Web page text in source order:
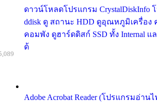
ดาวน์โหลดโปรแกรม CrystalDiskInfo
ddisk ดู สถานะ HDD ดูอุณหภูมิเครื่อง
คอมพัง ดูฮาร์ดดิสก์ SSD ทั้ง Internal แล
ด้
Adobe Acrobat Reader (โปรแกรมอ่าน